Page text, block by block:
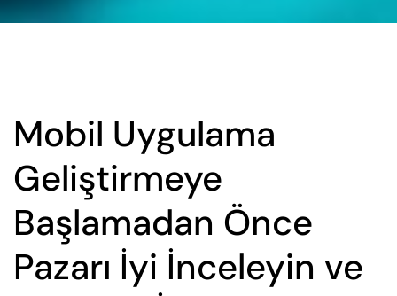
Mobil Uygulama
Geliştirmeye
Başlamadan Önce
Pazarı İyi İnceleyin ve